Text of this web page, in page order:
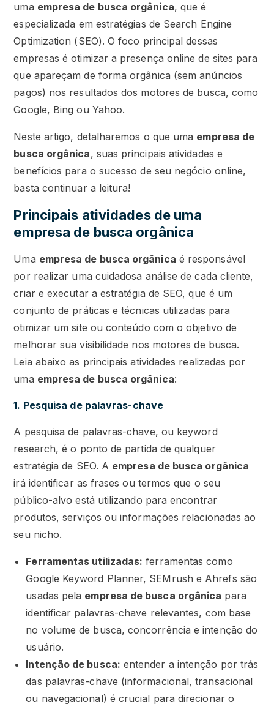
uma empresa de busca orgânica, que é
especializada em estratégias de Search Engine
Optimization (SEO). O foco principal dessas
empresas é otimizar a presença online de sites para
que apareçam de forma orgânica (sem anúncios
pagos) nos resultados dos motores de busca, como
Google, Bing ou Yahoo.
Neste artigo, detalharemos o que uma empresa de
busca orgânica, suas principais atividades e
benefícios para o sucesso de seu negócio online,
basta continuar a leitura!
Principais atividades de uma
empresa de busca orgânica
Uma empresa de busca orgânica é responsável
por realizar uma cuidadosa análise de cada cliente,
criar e executar a estratégia de SEO, que é um
conjunto de práticas e técnicas utilizadas para
otimizar um site ou conteúdo com o objetivo de
melhorar sua visibilidade nos motores de busca.
Leia abaixo as principais atividades realizadas por
uma empresa de busca orgânica:
1. Pesquisa de palavras-chave
A pesquisa de palavras-chave, ou keyword
research, é o ponto de partida de qualquer
estratégia de SEO. A empresa de busca orgânica
irá identificar as frases ou termos que o seu
público-alvo está utilizando para encontrar
produtos, serviços ou informações relacionadas ao
seu nicho.
Ferramentas utilizadas: ferramentas como
Google Keyword Planner, SEMrush e Ahrefs são
usadas pela empresa de busca orgânica para
identificar palavras-chave relevantes, com base
no volume de busca, concorrência e intenção do
usuário.
Intenção de busca: entender a intenção por trás
das palavras-chave (informacional, transacional
ou navegacional) é crucial para direcionar o